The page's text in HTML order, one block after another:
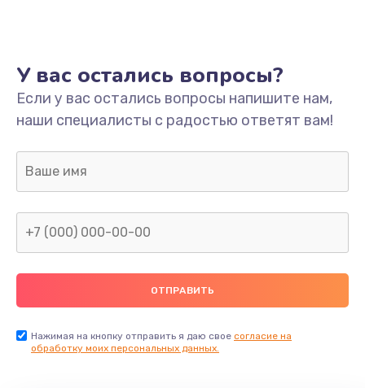
Заказать
Ремонт шлейфа
Заказать
Замена вибро элемента
Заказать
У вас остались вопросы?
Если у вас остались вопросы напишите нам,
наши специалисты с радостью ответят вам!
Нажимая на кнопку отправить я даю свое согласие на
обработку моих персональных данных.